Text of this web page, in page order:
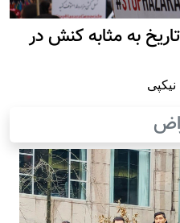
به مثابه کنش در
نیکپی